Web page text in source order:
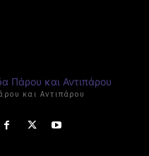
και Αντιπάρου